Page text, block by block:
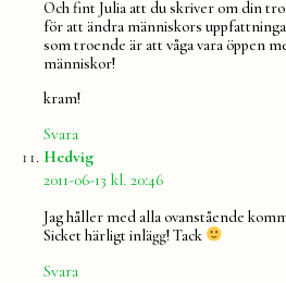
Och fint Julia att du skriver om din
för att ändra människors
som troende är att våga vara öppen
människor!
kram!
Svara
Hedvigsäger:
2011-06-13 kl. 20:46
Jag håller med alla ovanstående
Sicket härligt inlägg! Tack
Svara